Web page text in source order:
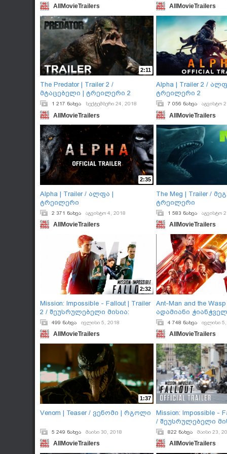
AllMovieTrailers AllMovieTrailers
2:11
The Predator | Trailer 2 /
მტაცებელი | ტრეილერი 2
1 217 ნახვა სექტემბერი 24, 2018
AllMovieTrailers
Alpha | Trailer 2 /
ტრეილერი 2
7 056 ნახვა აგვისტო
AllMovieTrailers
2:35
Alpha | Trailer / ალფა |
ტრეილერი
2 371 ნახვა აგვისტო 4, 2018
AllMovieTrailers
The Meg | Trailer /
ტრეილერი
1 583 ნახვა აგვისტო
AllMovieTrailers
2:32
Mission: Impossible - Fallout | Trailer
2 / შეუსრულებელი მისია:
შედეგები | ტრეილერი 2
499 ნახვა ივლისი 5, 2018
AllMovieTrailers
Ant-Man and the
ადამიანი
კრაზანა |
4 748 ნახვა ივლისი
AllMovieTrailers
1:37
Venom | Teaser / ვენომი | რგოლი
5 249 ნახვა მაისი 30, 2018
AllMovieTrailers
Mission: Impossible -
/ შეუსრულებელი
შედეგები |
822 ნახვა მაისი 23,
AllMovieTrailers